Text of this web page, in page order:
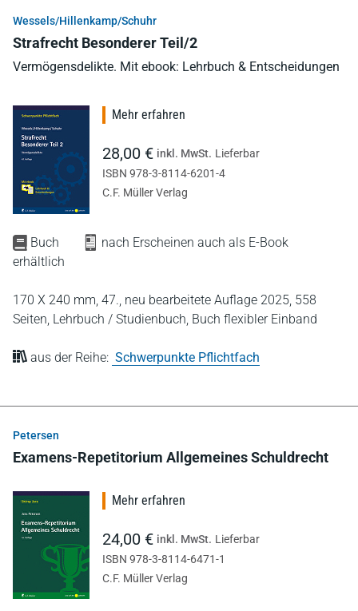
Wessels/Hillenkamp/Schuhr
Strafrecht Besonderer Teil/2
Vermögensdelikte. Mit ebook: Lehrbuch & Entscheidungen
Buch
nach Erscheinen auch als E-Book
erhältlich
170 X 240 mm, 47., neu bearbeitete Auflage 2025, 558
Seiten, Lehrbuch / Studienbuch, Buch flexibler Einband
aus der Reihe: Schwerpunkte Pflichtfach
Mehr erfahren
28,00 € inkl. MwSt. Lieferbar
ISBN 978-3-8114-6201-4
C.F. Müller Verlag
Petersen
Examens-Repetitorium Allgemeines Schuldrecht
Mehr erfahren
24,00 € inkl. MwSt. Lieferbar
ISBN 978-3-8114-6471-1
C.F. Müller Verlag